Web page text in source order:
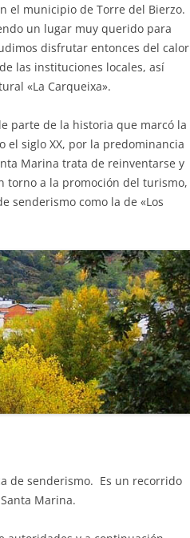
el municipio de Torre del Bierzo.
un lugar muy querido para
disfrutar entonces del calor
las instituciones locales, así
«La Carqueixa».
parte de la historia que marcó la
el siglo XX, por la predominancia
Marina trata de reinventarse y
torno a la promoción del turismo,
senderismo como la de «Los
de senderismo. Es un recorrido
Marina.